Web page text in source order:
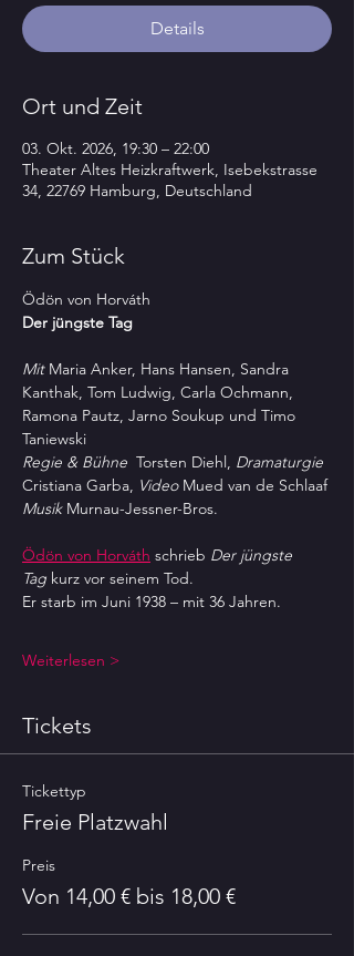
Details
Ort und Zeit
03. Okt. 2026, 19:30 – 22:00
Theater Altes Heizkraftwerk, Isebekstrasse
34, 22769 Hamburg, Deutschland
Zum Stück
Ödön von Horváth
Der jüngste Tag
Mit Maria Anker, Hans Hansen, Sandra
Kanthak, Tom Ludwig, Carla Ochmann,
Ramona Pautz, Jarno Soukup und Timo
Taniewski
Regie & Bühne Torsten Diehl, Dramaturgie
Cristiana Garba, Video Mued van de Schlaaf
Musik Murnau-Jessner-Bros.
Ödön von Horváth schrieb Der jüngste
Tag kurz vor seinem Tod.
Er starb im Juni 1938 – mit 36 Jahren.
Weiterlesen >
Tickets
Tickettyp
Freie Platzwahl
Preis
Von 14,00 € bis 18,00 €